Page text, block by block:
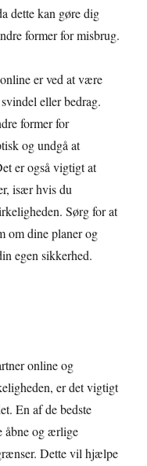
dette kan gøre dig
former for misbrug.
er ved at være
eller bedrag.
former for
og undgå at
er også vigtigt at
især hvis du
Sørg for at
om dine planer og
egen sikkerhed.
online og
er det vigtigt
En af de bedste
åbne og ærlige
Dette vil hjælpe